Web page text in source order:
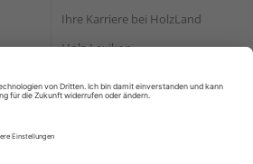
Ihre Karriere bei HolzLand
Holz-Lexikon